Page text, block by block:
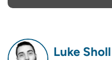
Luke Sholl